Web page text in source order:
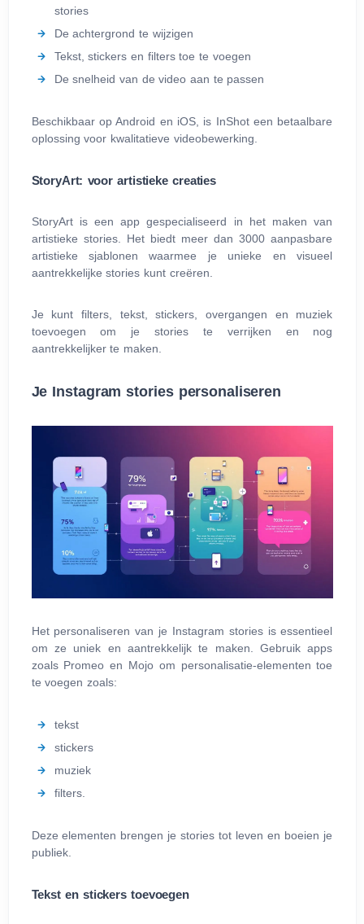
stories
De achtergrond te wijzigen
Tekst, stickers en filters toe te voegen
De snelheid van de video aan te passen
Beschikbaar op Android en iOS, is InShot een betaalbare
oplossing voor kwalitatieve videobewerking.
StoryArt: voor artistieke creaties
StoryArt is een app gespecialiseerd in het maken van
artistieke stories. Het biedt meer dan 3000 aanpasbare
artistieke sjablonen waarmee je unieke en visueel
aantrekkelijke stories kunt creëren.
Je kunt filters, tekst, stickers, overgangen en muziek
toevoegen om je stories te verrijken en nog
aantrekkelijker te maken.
Je Instagram stories personaliseren
Het personaliseren van je Instagram stories is essentieel
om ze uniek en aantrekkelijk te maken. Gebruik apps
zoals Promeo en Mojo om personalisatie-elementen toe
te voegen zoals:
tekst
stickers
muziek
filters.
Deze elementen brengen je stories tot leven en boeien je
publiek.
Tekst en stickers toevoegen